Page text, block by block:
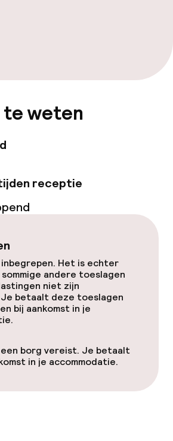
te weten
receptie
inbegrepen. Het is echter
andere toeslagen
niet zijn
betaalt deze toeslagen
bij aankomst in je
borg vereist. Je betaalt
in je accommodatie.